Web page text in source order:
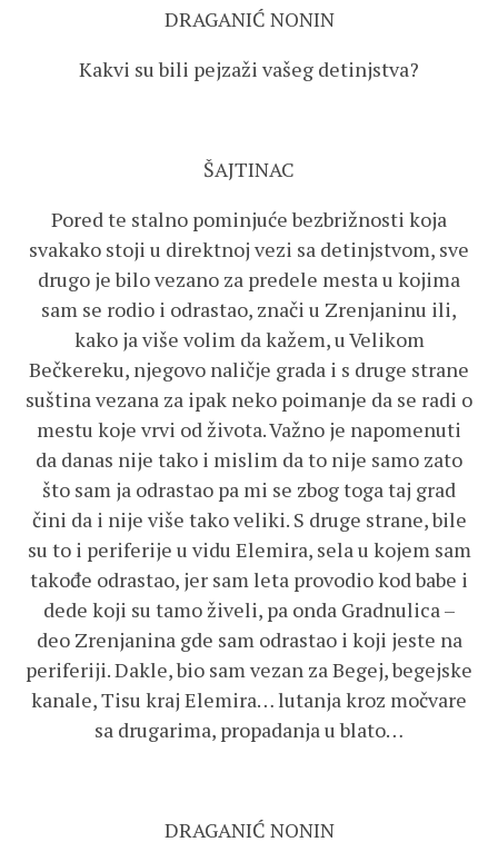
DRAGANIĆ NONIN
Kakvi su bili pejzaži vašeg detinjstva?
ŠAJTINAC
Pored te stalno pominjuće bezbrižnosti koja
svakako stoji u direktnoj vezi sa detinjstvom, sve
drugo je bilo vezano za predele mesta u kojima
sam se rodio i odrastao, znači u Zrenjaninu ili,
kako ja više volim da kažem, u Velikom
Bečkereku, njegovo naličje grada i s druge strane
suština vezana za ipak neko poimanje da se radi o
mestu koje vrvi od života. Važno je napomenuti
da danas nije tako i mislim da to nije samo zato
što sam ja odrastao pa mi se zbog toga taj grad
čini da i nije više tako veliki. S druge strane, bile
su to i periferije u vidu Elemira, sela u kojem sam
takođe odrastao, jer sam leta provodio kod babe i
dede koji su tamo živeli, pa onda Gradnulica –
deo Zrenjanina gde sam odrastao i koji jeste na
periferiji. Dakle, bio sam vezan za Begej, begejske
kanale, Tisu kraj Elemira… lutanja kroz močvare
sa drugarima, propadanja u blato…
DRAGANIĆ NONIN